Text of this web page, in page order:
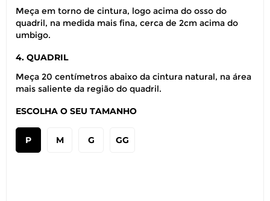
Meça em torno de cintura, logo acima do osso do
quadril, na medida mais fina, cerca de 2cm acima do
umbigo.
4. QUADRIL
Meça 20 centímetros abaixo da cintura natural, na área
mais saliente da região do quadril.
ESCOLHA O SEU TAMANHO
P M G GG